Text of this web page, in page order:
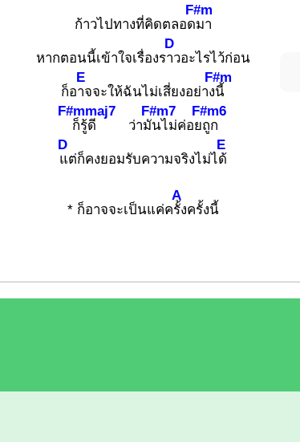
ก้าวไปทางที่คิดตลอด
F#m
มา
หากตอนนี้เข้าใจเรื่องร
D
าวอะไรไว้ก่อน
ก็อ
E
าจจะให้ฉันไม่เสี่ยงอย่าง
F#m
นี้
F#mmaj7
ก็รู้ดี ว่ามั
F#m7
นไม่ค่อย
F#m6
ถูก
D
แต่ก็คงยอมรับความจริงไม่ไ
E
ด้
* ก็อาจจะเป็นแค่ค
A
รั้งครั้งนี้